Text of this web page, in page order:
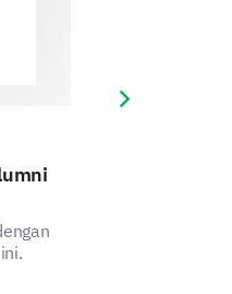
Next slide